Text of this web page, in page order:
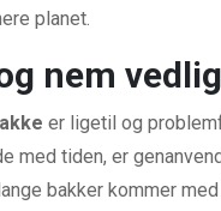
planet.
nem
er ligetil og
med tiden, er
bakker kommer